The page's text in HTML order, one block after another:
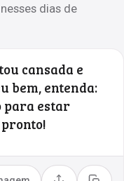
dias de
cansada e
bem, entenda:
para estar
pronto!